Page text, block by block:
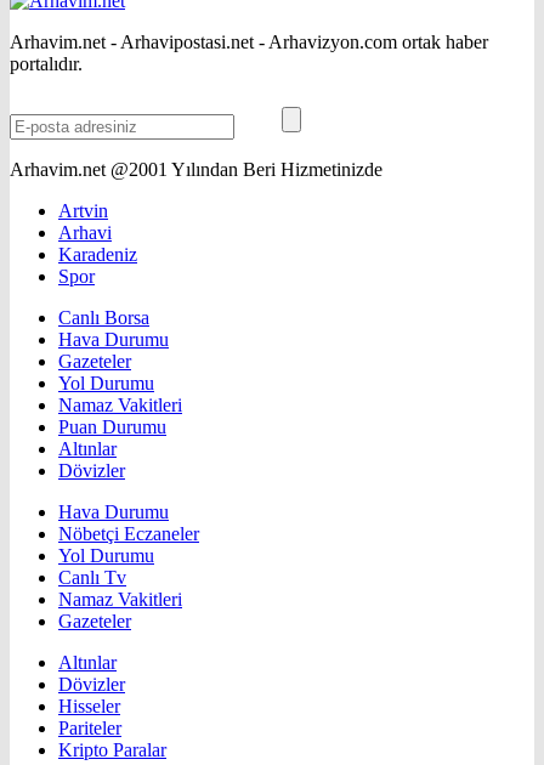
Arhavim.net - Arhavipostasi.net - Arhavizyon.com ortak haber
portalıdır.
Arhavim.net @2001 Yılından Beri Hizmetinizde
Artvin
Arhavi
Karadeniz
Spor
Canlı Borsa
Hava Durumu
Gazeteler
Yol Durumu
Namaz Vakitleri
Puan Durumu
Altınlar
Dövizler
Hava Durumu
Nöbetçi Eczaneler
Yol Durumu
Canlı Tv
Namaz Vakitleri
Gazeteler
Altınlar
Dövizler
Hisseler
Pariteler
Kripto Paralar